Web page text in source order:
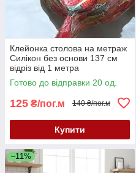
Клейонка столова на метраж
Силікон без основи 137 см
відріз від 1 метра
Готово до відправки 20 од.
125 ₴/пог.м 140 ₴/пог.м
Купити
–11%